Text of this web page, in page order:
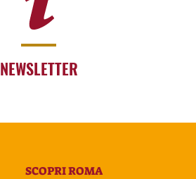
NEWSLETTER
SCOPRI ROMA